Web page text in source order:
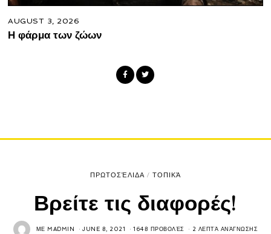
AUGUST 3, 2026
Η φάρμα των ζώων
ΠΡΩΤΟΣΈΛΙΔΑ / ΤΟΠΙΚΆ
Βρείτε τις διαφορές!
ΜΕMADMIN JUNE 8, 2021 1648 ΠΡΟΒΟΛΈΣ 2 ΛΕΠΤΆ ΑΝΆΓΝΩΣΗΣ